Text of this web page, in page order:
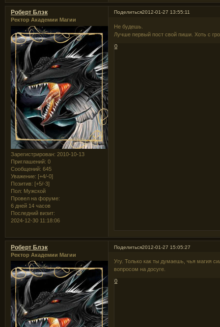
Поделиться2012-01-27 13:55:11
Роберт Блэк
Ректор Академии Магии
Зарегистрирован: 2010-10-13
Приглашений: 0
Сообщений: 645
Уважение: [+4/-0]
Позитив: [+5/-3]
Пол: Мужской
Провел на форуме:
6 дней 14 часов
Последний визит:
2024-12-30 11:18:06
Не будешь.
Лучше первый пост свой пиши. Хоть с
0
Поделиться2012-01-27 15:05:27
Роберт Блэк
Ректор Академии Магии
Угу. Только как ты думаешь, чья магия
вопросом на досуге.
0